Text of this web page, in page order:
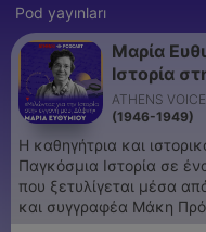
Pod yayınları
Μαρία
Ιστορία
ATHENS VOICE
(1946-1949)
Η καθηγήτρια και
Παγκόσμια Ιστορία σε
που ξετυλίγεται μέσα
και συγγραφέα Μάκη